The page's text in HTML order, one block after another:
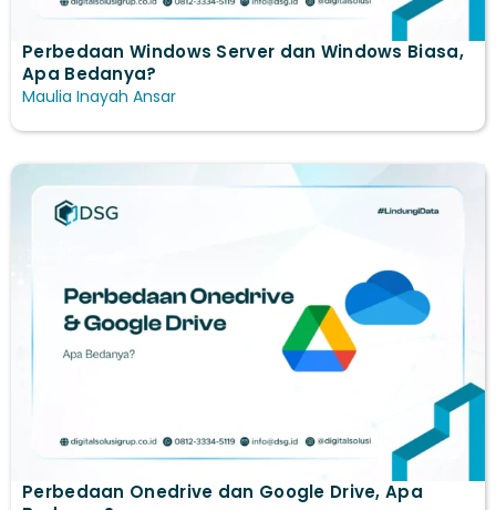
Perbedaan Windows Server dan Windows Biasa​,
Apa Bedanya?
Maulia Inayah Ansar
Perbedaan Onedrive dan Google Drive​, Apa